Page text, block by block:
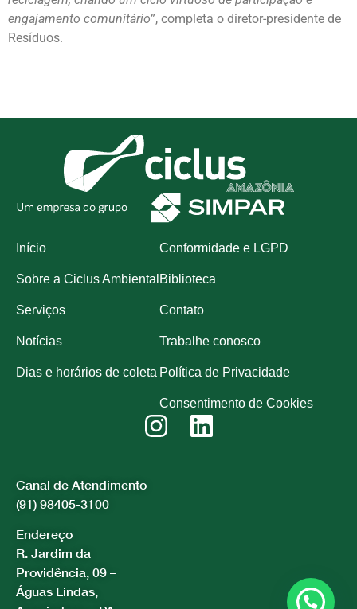
engajamento comunitário”, completa o diretor-presidente de
Resíduos.
Início
Sobre a Ciclus Ambiental
Serviços
Notícias
Dias e horários de coleta
Conformidade e LGPD
Biblioteca
Contato
Trabalhe conosco
Política de Privacidade
Consentimento de Cookies
Canal de Atendimento
(91) 98405-3100
Endereço
R. Jardim da
Providência, 09 –
Águas Lindas,